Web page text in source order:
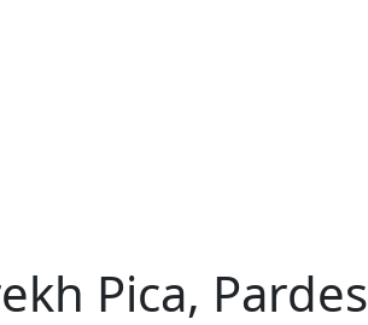
Pica, Pardes